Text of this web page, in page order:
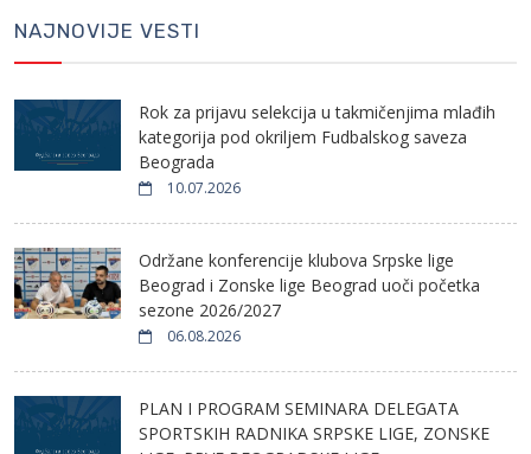
NAJNOVIJE VESTI
Rok za prijavu selekcija u takmičenjima mlađih
kategorija pod okriljem Fudbalskog saveza
Beograda
10.07.2026
Održane konferencije klubova Srpske lige
Beograd i Zonske lige Beograd uoči početka
sezone 2026/2027
06.08.2026
PLAN I PROGRAM SEMINARA DELEGATA
SPORTSKIH RADNIKA SRPSKE LIGE, ZONSKE